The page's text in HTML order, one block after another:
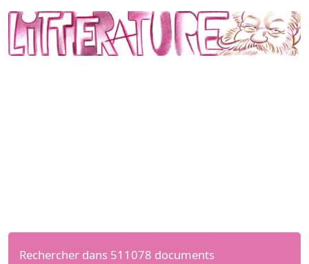
Rechercher dans 511078 documents